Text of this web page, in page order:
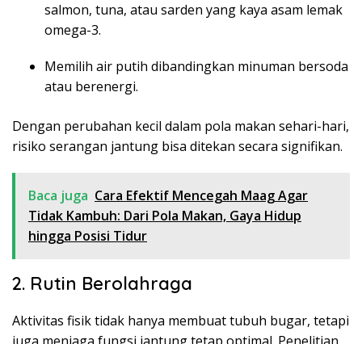
salmon, tuna, atau sarden yang kaya asam lemak
omega-3.
Memilih air putih dibandingkan minuman bersoda
atau berenergi.
Dengan perubahan kecil dalam pola makan sehari-hari,
risiko serangan jantung bisa ditekan secara signifikan.
Baca juga Cara Efektif Mencegah Maag Agar
Tidak Kambuh: Dari Pola Makan, Gaya Hidup
hingga Posisi Tidur
2. Rutin Berolahraga
Aktivitas fisik tidak hanya membuat tubuh bugar, tetapi